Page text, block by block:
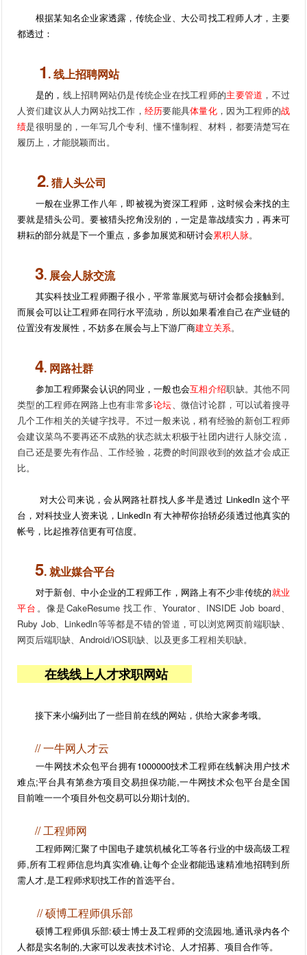
根据某知名企业家透露，传统企业、大公司找工程师人才，主要
都透过：
1 . 线上招聘网站
是的， 线上招聘网站仍是传统企业在找工程师的主要管道 ，不过
人资们建议从人力网站找工作， 经历要能具体量化 ，因为工程师的战
绩是很明显的，一年写几个专利、懂不懂制程、材料，都要清楚写在
履历上，才能脱颖而出。
2. 猎人头公司
一般在业界工作八年，即被视为资深工程师，这时候会来找的主
要就是猎头公司。要被猎头挖角没别的，一定是靠战绩实力，再来可
耕耘的部分就是下一个重点，多参加展览和研讨会累积人脉。
3. 展会人脉交流
其实科技业工程师圈子很小，平常靠展览与研讨会都会接触到。
而展会可以让工程师在同行水平流动，所以如果看准自己在产业链的
位置没有发展性，不妨多在展会与上下游厂商建立关系。
4. 网路社群
参加工程师聚会认识的同业，一般也会互相介绍职缺。其他不同
类型的工程师在网路上也有非常多论坛、微信讨论群，可以试着搜寻
几个工作相关的关键字找寻。不过一般来说，稍有经验的新创工程师
会建议菜鸟不要再还不成熟的状态就太积极于社团内进行人脉交流，
自己还是要先有作品、工作经验，花费的时间跟收到的效益才会成正
比。
对大公司来说，会从网路社群找人多半是透过 LinkedIn 这个平
台，对科技业人资来说，LinkedIn 有大神帮你抬轿必须透过他真实的
帐号，比起推荐信更有可信度。
5. 就业媒合平台
对于新创、中小企业的工程师工作，网路上有不少非传统的就业
平台 。像是CakeResume 找工作、Yourator、INSIDE Job board、
Ruby Job、Linkedln等等都是不错的管道，可以浏览网页前端职缺、
网页后端职缺、Android/iOS职缺、以及更多工程相关职缺。
在线线上人才求职网站
接下来小编列出了一些目前在线的网站，供给大家参考哦。
//一牛网人才云
一牛网技术众包平台拥有1000000技术工程师在线解决用户技术
难点;平台具有第叁方项目交易担保功能,一牛网技术众包平台是全国
目前唯一一个项目外包交易可以分期计划的。
//工程师网
工程师网汇聚了中国电子建筑机械化工等各行业的中级高级工程
师,所有工程师信息均真实准确,让每个企业都能迅速精准地招聘到所
需人才,是工程师求职找工作的首选平台。
//硕博工程师俱乐部
硕博工程师俱乐部:硕士博士及工程师的交流园地,通讯录内各个
人都是实名制的,大家可以发表技术讨论、人才招募、项目合作等。